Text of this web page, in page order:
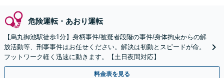
危険運転・あおり運転
【烏丸御池駅徒歩1分】身柄事件/被疑者段階の事件/身体拘束からの解
放活動等、刑事事件はお任せください。解決は初動とスピードが命。
フットワーク軽く迅速に動きます。【土日夜間対応】
料金表を見る